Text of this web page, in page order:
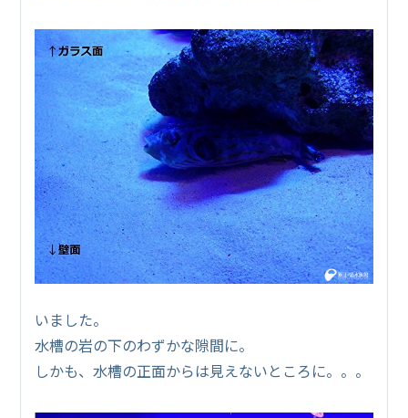
いました。
水槽の岩の下のわずかな隙間に。
しかも、水槽の正面からは見えないところに。。。